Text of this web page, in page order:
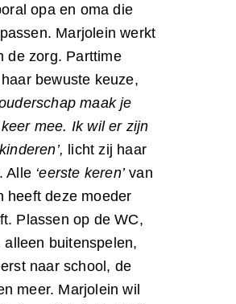
opa en oma die
Marjolein werkt
de zorg. Parttime
bewuste keuze,
maak je
mee. Ik wil er zijn
licht zij haar
Alle ‘eerste keren’van
heeft deze moeder
Plassen op de WC,
alleen buitenspelen,
naar school, de
meer. Marjolein wil